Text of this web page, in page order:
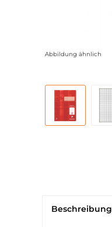
Abbildung ähnlich
Beschreibung